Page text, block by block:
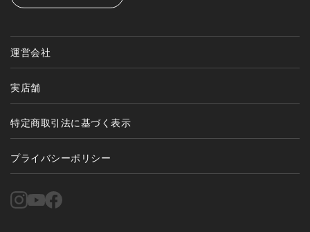
運営会社
実店舗
特定商取引法に基づく表示
プライバシーポリシー